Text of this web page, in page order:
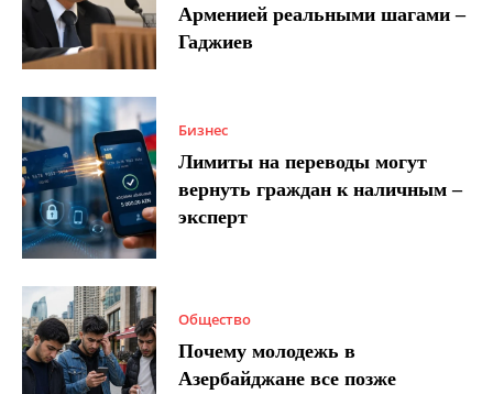
Арменией реальными шагами –
Гаджиев
Бизнес
Лимиты на переводы могут
вернуть граждан к наличным –
эксперт
Общество
Почему молодежь в
Азербайджане все позже